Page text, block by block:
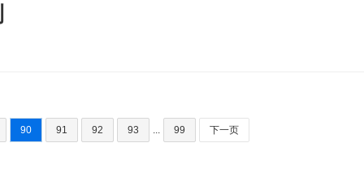
90 91 92 93 99 下一页